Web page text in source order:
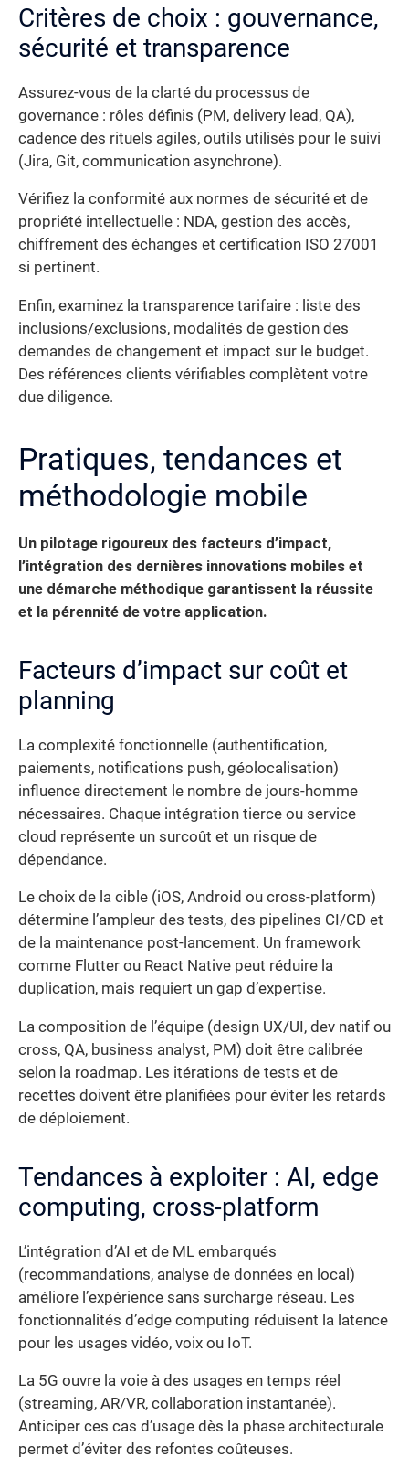
Critères de choix : gouvernance,
sécurité et transparence
Assurez-vous de la clarté du processus de
governance : rôles définis (PM, delivery lead, QA),
cadence des rituels agiles, outils utilisés pour le suivi
(Jira, Git, communication asynchrone).
Vérifiez la conformité aux normes de sécurité et de
propriété intellectuelle : NDA, gestion des accès,
chiffrement des échanges et certification ISO 27001
si pertinent.
Enfin, examinez la transparence tarifaire : liste des
inclusions/exclusions, modalités de gestion des
demandes de changement et impact sur le budget.
Des références clients vérifiables complètent votre
due diligence.
Pratiques, tendances et
méthodologie mobile
Un pilotage rigoureux des facteurs d’impact,
l’intégration des dernières innovations mobiles et
une démarche méthodique garantissent la réussite
et la pérennité de votre application.
Facteurs d’impact sur coût et
planning
La complexité fonctionnelle (authentification,
paiements, notifications push, géolocalisation)
influence directement le nombre de jours-homme
nécessaires. Chaque intégration tierce ou service
cloud représente un surcoût et un risque de
dépendance.
Le choix de la cible (iOS, Android ou cross-platform)
détermine l’ampleur des tests, des pipelines CI/CD et
de la maintenance post-lancement. Un framework
comme Flutter ou React Native peut réduire la
duplication, mais requiert un gap d’expertise.
La composition de l’équipe (design UX/UI, dev natif ou
cross, QA, business analyst, PM) doit être calibrée
selon la roadmap. Les itérations de tests et de
recettes doivent être planifiées pour éviter les retards
de déploiement.
Tendances à exploiter : AI, edge
computing, cross-platform
L’intégration d’AI et de ML embarqués
(recommandations, analyse de données en local)
améliore l’expérience sans surcharge réseau. Les
fonctionnalités d’edge computing réduisent la latence
pour les usages vidéo, voix ou IoT.
La 5G ouvre la voie à des usages en temps réel
(streaming, AR/VR, collaboration instantanée).
Anticiper ces cas d’usage dès la phase architecturale
permet d’éviter des refontes coûteuses.